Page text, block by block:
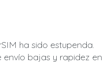
ha sido estupenda.
envío bajas y rapidez en